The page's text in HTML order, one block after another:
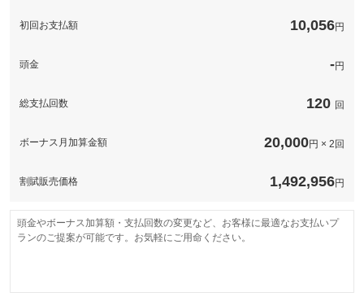
初回お支払額 10,056円
頭金 -円
総支払回数 120 回
ボーナス月加算金額 20,000円 × 2回
割賦販売価格 1,492,956円
頭金やボーナス加算額・支払回数の変更など、お客様に最適なお支払いプ
ランのご提案が可能です。お気軽にご用命ください。